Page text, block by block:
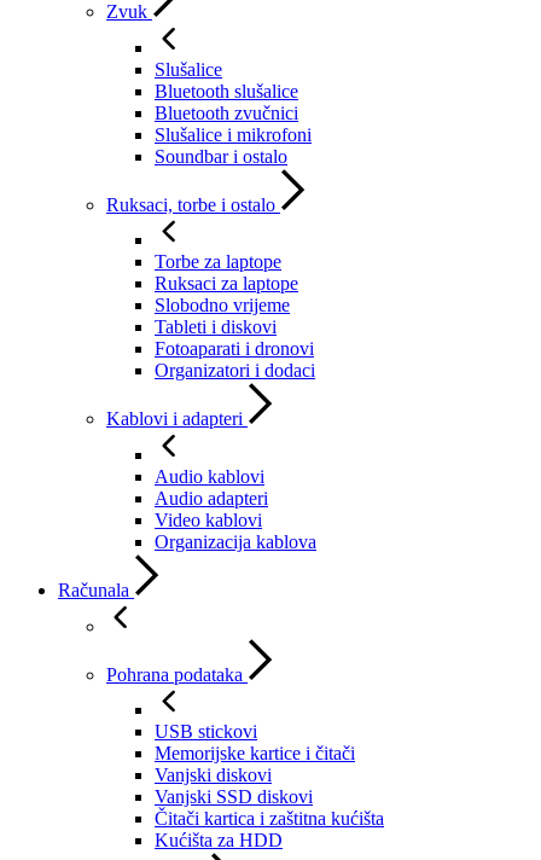
Zvuk
Slušalice
Bluetooth slušalice
Bluetooth zvučnici
Slušalice i mikrofoni
Soundbar i ostalo
Ruksaci, torbe i ostalo
Torbe za laptope
Ruksaci za laptope
Slobodno vrijeme
Tableti i diskovi
Fotoaparati i dronovi
Organizatori i dodaci
Kablovi i adapteri
Audio kablovi
Audio adapteri
Video kablovi
Organizacija kablova
Računala
Pohrana podataka
USB stickovi
Memorijske kartice i čitači
Vanjski diskovi
Vanjski SSD diskovi
Čitači kartica i zaštitna kućišta
Kućišta za HDD